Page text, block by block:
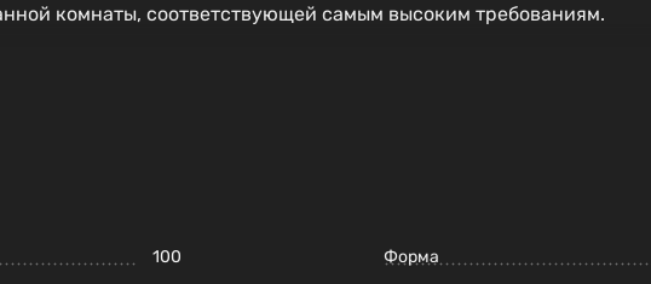
комнаты, соответствующей самым высоким требованиям.
100 Форма